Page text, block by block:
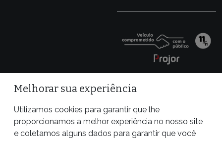
Melhorar sua experiência
Utilizamos cookies para garantir que lhe
proporcionamos a melhor experiência no nosso site
e coletamos alguns dados para garantir que você